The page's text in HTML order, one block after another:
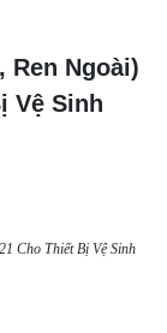
Ren Ngoài)
Vệ Sinh
Cho Thiết Bị Vệ Sinh